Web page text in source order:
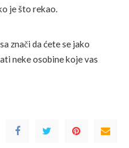
je što rekao.
znači da ćete se jako
neke osobine koje vas